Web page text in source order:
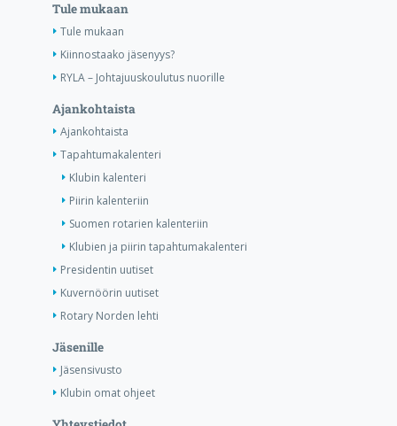
Tule mukaan
Tule mukaan
Kiinnostaako jäsenyys?
RYLA – Johtajuuskoulutus nuorille
Ajankohtaista
Ajankohtaista
Tapahtumakalenteri
Klubin kalenteri
Piirin kalenteriin
Suomen rotarien kalenteriin
Klubien ja piirin tapahtumakalenteri
Presidentin uutiset
Kuvernöörin uutiset
Rotary Norden lehti
Jäsenille
Jäsensivusto
Klubin omat ohjeet